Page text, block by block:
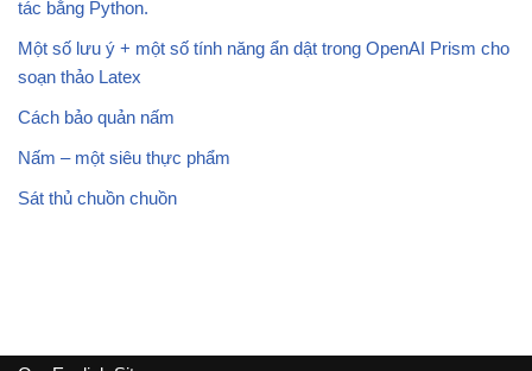
tác bằng Python.
Một số lưu ý + một số tính năng ẩn dật trong OpenAI Prism cho
soạn thảo Latex
Cách bảo quản nấm
Nấm – một siêu thực phẩm
Sát thủ chuồn chuồn